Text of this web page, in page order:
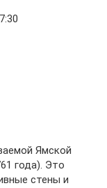
Ямской
года). Это
стены и